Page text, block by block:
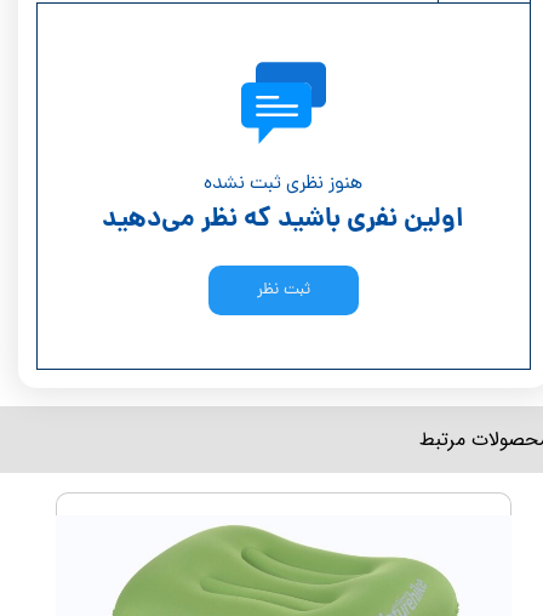
هنوز نظری ثبت نشده
اولین نفری باشید که نظر می‌دهید
ثبت نظر
مرتبط